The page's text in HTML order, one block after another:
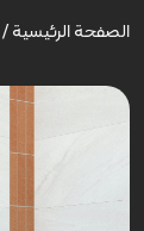
الصفحة الرئيسية/